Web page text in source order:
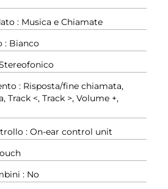
: Musica e Chiamate
: Bianco
: Risposta/fine chiamata,
Track <, Track >, Volume +,
: On-ear control unit
: No